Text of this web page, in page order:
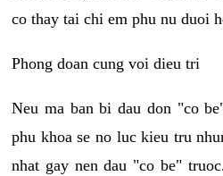
co thay tai chi em phu nu duoi
Phong doan cung voi dieu tri
Neu ma ban bi dau don "co
phu khoa se no luc kieu tru
nhat gay nen dau "co be"